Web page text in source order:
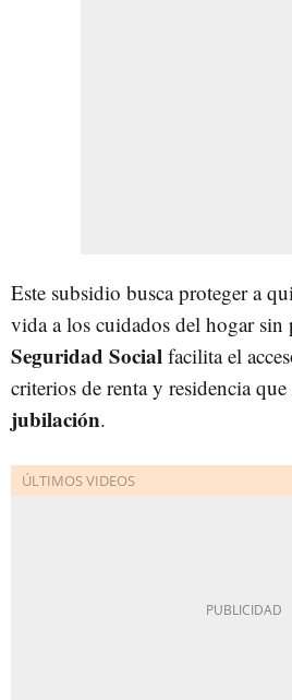
Este subsidio busca proteger a
vida a los cuidados del hogar sin
Seguridad Social facilita el
criterios de renta y residencia
jubilación.